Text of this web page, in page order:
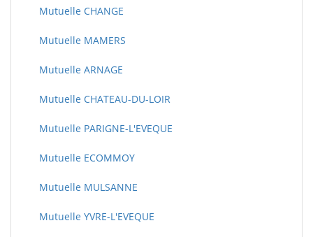
Mutuelle CHANGE
Mutuelle MAMERS
Mutuelle ARNAGE
Mutuelle CHATEAU-DU-LOIR
Mutuelle PARIGNE-L'EVEQUE
Mutuelle ECOMMOY
Mutuelle MULSANNE
Mutuelle YVRE-L'EVEQUE